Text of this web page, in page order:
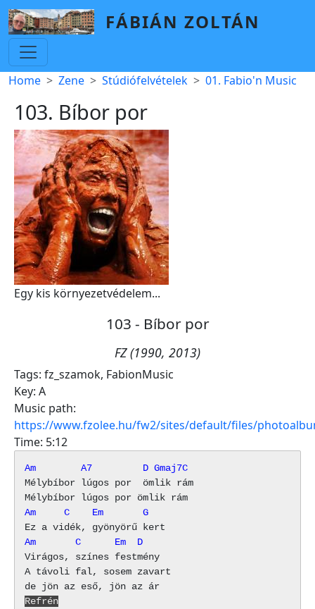
Skip to main content
FÁBIÁN ZOLTÁN
Breadcrumb
Home Zene Stúdiófelvételek 01. Fabio'n Music
103. Bíbor por
Egy kis környezetvédelem...
103 - Bíbor por
FZ (1990, 2013)
Tags: fz_szamok, FabionMusic
Key: A
Music path:
https://www.fzolee.hu/fw2/sites/default/files/
Time: 5:12
Am        A7         D Gmaj7C
Mélybíbor lúgos por  ömlik rám
Am     C    Em       G
Am       C      Em  D
Virágos, színes festmény
A távoli fal, sosem zavart
Refrén